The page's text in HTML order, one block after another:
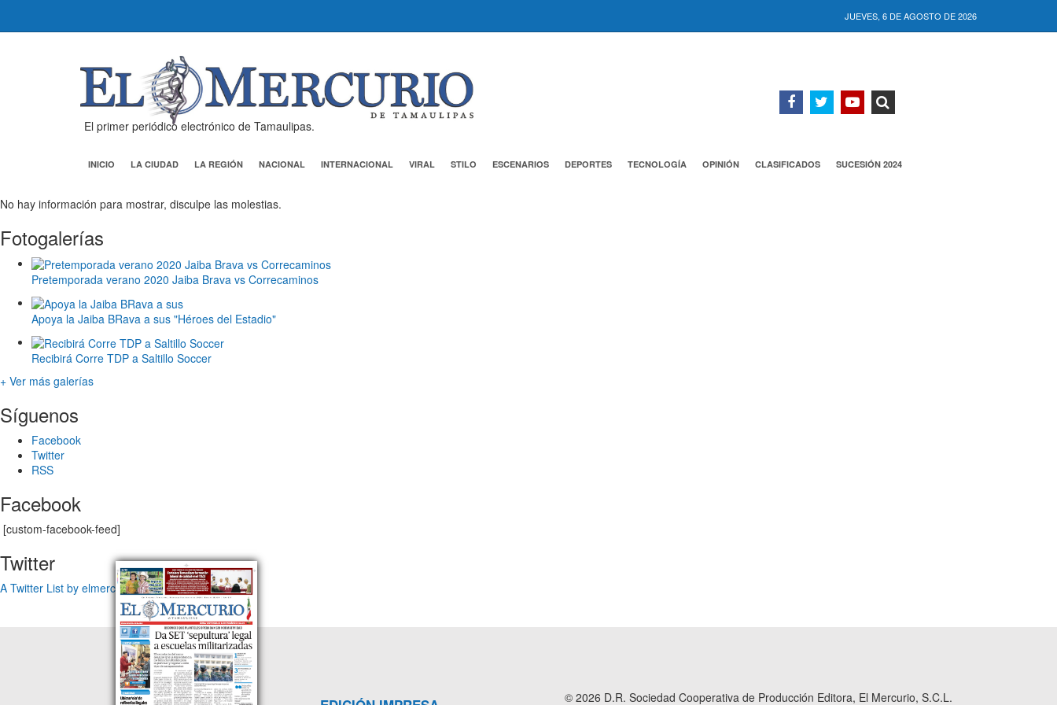
JUEVES, 6 DE AGOSTO DE 2026
El primer periódico electrónico de Tamaulipas.
INICIO LA CIUDAD LA REGIÓN NACIONAL INTERNACIONAL VIRAL STILO ESCENARIOS DEPORTES TECNOLOGÍA OPINIÓN CLASIFICADOS SUCESIÓN 2024
No hay información para mostrar, disculpe las molestias.
Fotogalerías
Pretemporada verano 2020 Jaiba Brava vs Correcaminos
Apoya la Jaiba BRava a sus "Héroes del Estadio"
Recibirá Corre TDP a Saltillo Soccer
+ Ver más galerías
Síguenos
Facebook
Twitter
RSS
Facebook
[custom-facebook-feed]
Twitter
A Twitter List by elmercuriotam
© 2026 D.R. Sociedad Cooperativa de Producción Editora, El Mercurio, S.C.L.